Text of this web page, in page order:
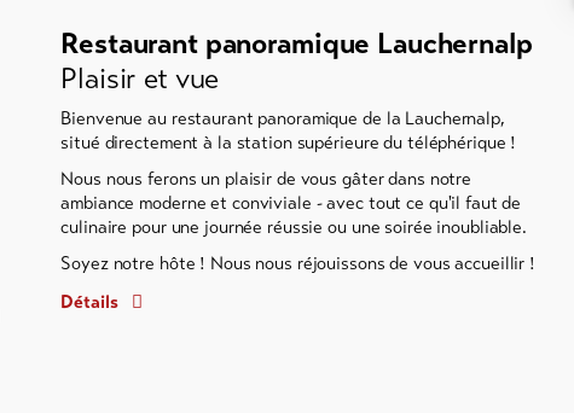
Restaurant panoramique Lauchernalp
Plaisir et vue
Bienvenue au restaurant panoramique de la Lauchernalp,
situé directement à la station supérieure du téléphérique !
Nous nous ferons un plaisir de vous gâter dans notre
ambiance moderne et conviviale - avec tout ce qu'il faut de
culinaire pour une journée réussie ou une soirée inoubliable.
Soyez notre hôte ! Nous nous réjouissons de vous accueillir !
Détails